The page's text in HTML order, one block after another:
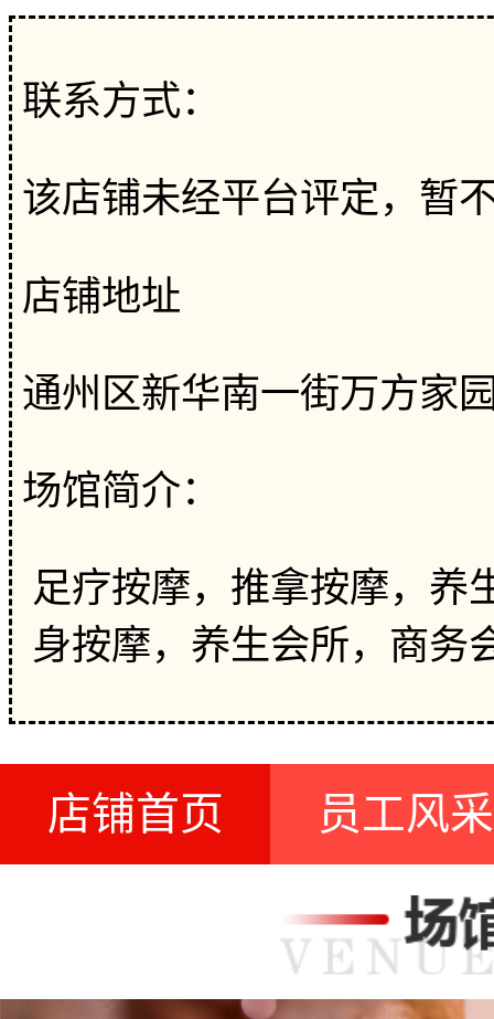
联系方式：
该店铺未经平台评定，暂
店铺地址
通州区新华南一街万方家
场馆简介：
足疗按摩，推拿按摩，养
身按摩，养生会所，商务
店铺首页 员工风采